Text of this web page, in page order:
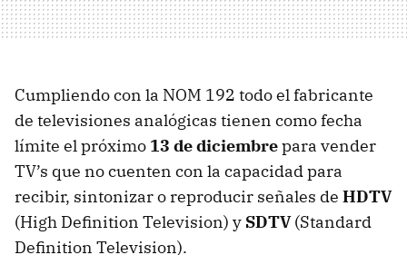
Cumpliendo con la NOM 192 todo el fabricante
de televisiones analógicas tienen como fecha
límite el próximo 13 de diciembrepara vender
TV’s que no cuenten con la capacidad para
recibir, sintonizar o reproducir señales de HDTV
(High Definition Television) y SDTV(Standard
Definition Television).